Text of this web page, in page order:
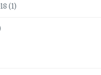
(1)